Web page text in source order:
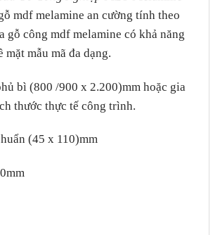
mdf melamine an cường tính theo
gỗ công mdf melamine có khả năng
mặt mẫu mã đa dạng.
bì (800 /900 x 2.200)mm hoặc gia
thước thực tế công trình.
(45 x 110)mm